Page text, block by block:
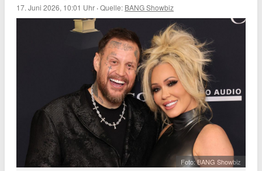
17. Juni 2026, 10:01 Uhr ·Quelle: BANG Showbiz
Foto: BANG Showbiz